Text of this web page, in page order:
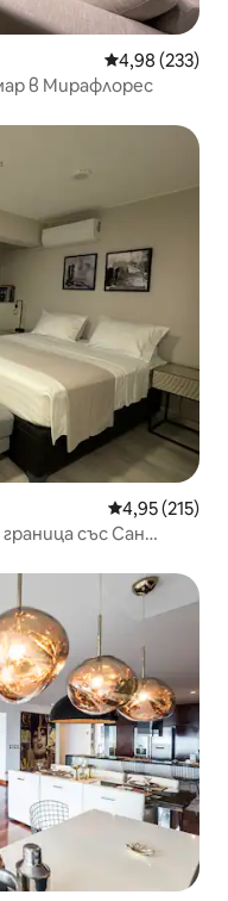
Средна
4,98 (233)
в Мирафлорес
Средна
4,95 (215)
със Сан